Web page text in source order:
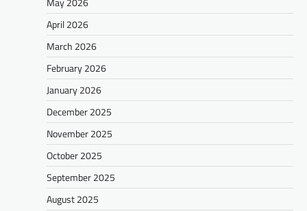
April 2026
March 2026
February 2026
January 2026
December 2025
November 2025
October 2025
September 2025
August 2025